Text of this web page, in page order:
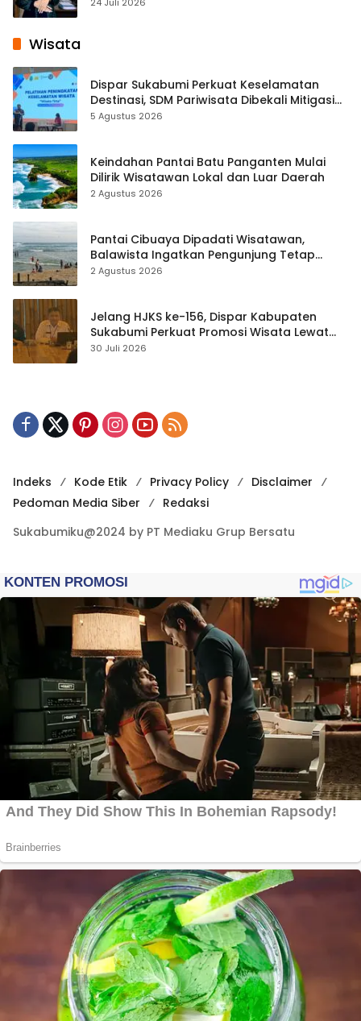
Wisata
Dispar Sukabumi Perkuat Keselamatan
Destinasi, SDM Pariwisata Dibekali Mitigasi
hingga Teknik Evakuasi
5 Agustus 2026
Keindahan Pantai Batu Panganten Mulai
Dilirik Wisatawan Lokal dan Luar Daerah
2 Agustus 2026
Pantai Cibuaya Dipadati Wisatawan,
Balawista Ingatkan Pengunjung Tetap
Waspada
2 Agustus 2026
Jelang HJKS ke-156, Dispar Kabupaten
Sukabumi Perkuat Promosi Wisata Lewat
Publikasi Digital
30 Juli 2026
Indeks Kode Etik Privacy Policy
Disclaimer
Pedoman Media Siber
Redaksi
Sukabumiku@2024 by PT Mediaku Grup Bersatu